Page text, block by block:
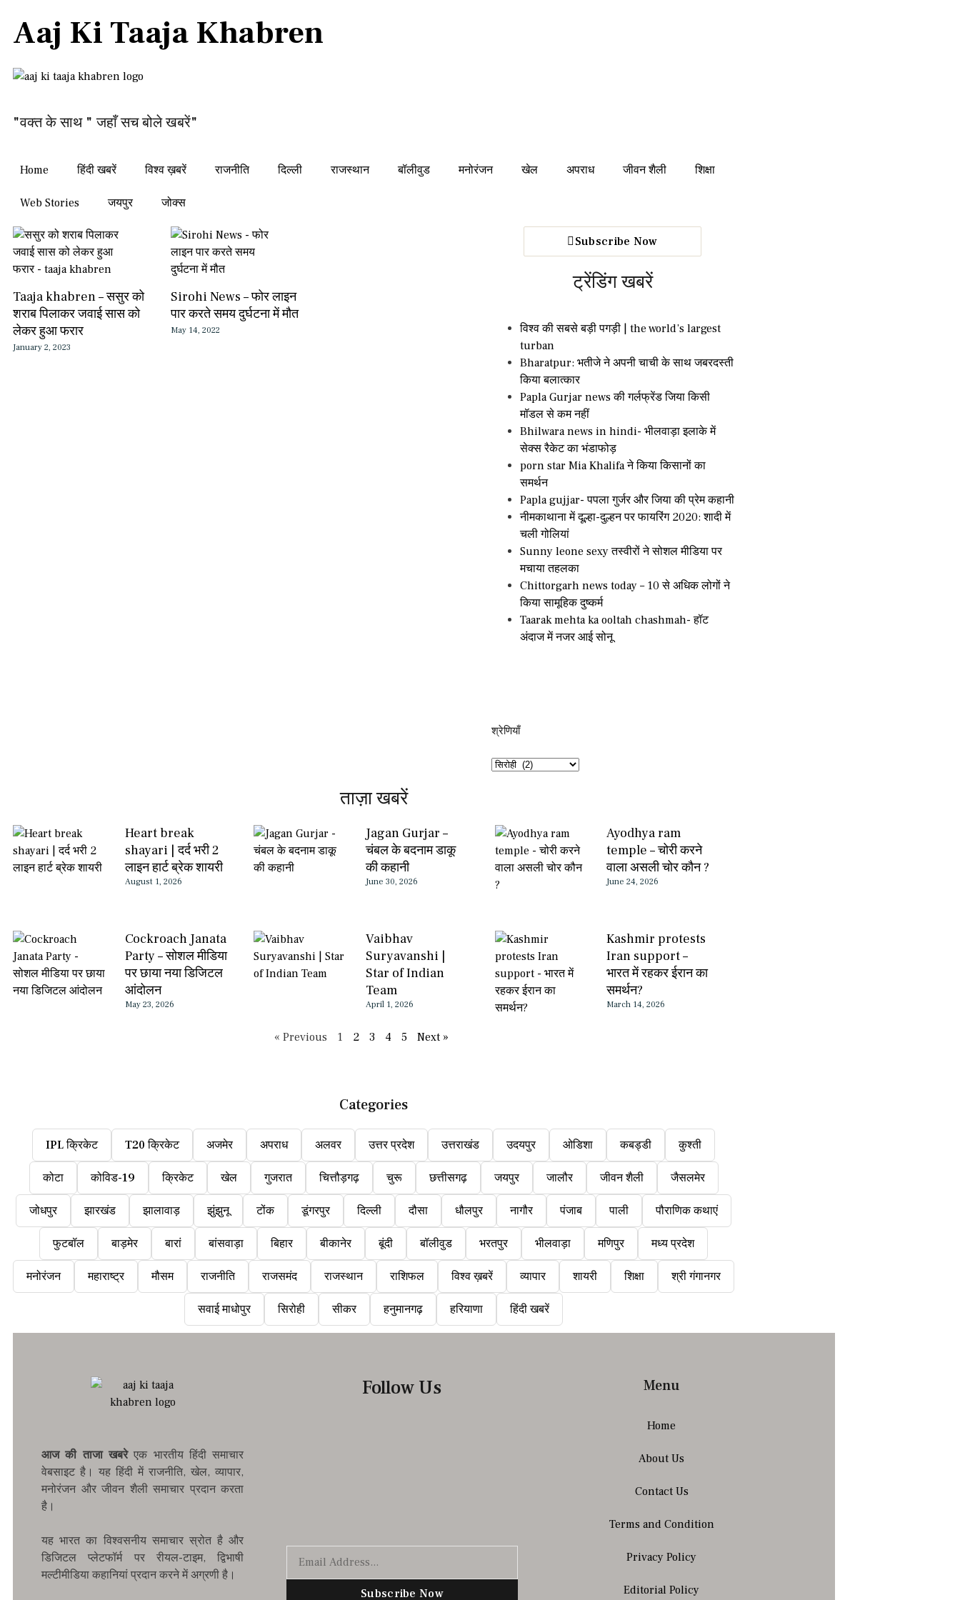
Aaj Ki Taaja Khabren
"वक्त के साथ " जहाँ सच बोले खबरें"
Home हिंदी खबरें विश्व ख़बरें राजनीति दिल्ली राजस्थान बॉलीवुड मनोरंजन खेल अपराध जीवन शैली शिक्षा
Web Stories जयपुर जोक्स
Taaja khabren – ससुर को
शराब पिलाकर जवाई सास को
लेकर हुआ फरार
January 2, 2023
Sirohi News – फोर लाइन
पार करते समय दुर्घटना में मौत
May 14, 2022
Subscribe Now
ट्रेंडिंग खबरें
विश्व की सबसे बड़ी पगड़ी | the world’s largest
turban
Bharatpur: भतीजे ने अपनी चाची के साथ जबरदस्ती
किया बलात्कार
Papla Gurjar news की गर्लफ्रेंड जिया किसी
मॉडल से कम नहीं
Bhilwara news in hindi- भीलवाड़ा इलाके में
सेक्स रैकेट का भंडाफोड़
porn star Mia Khalifa ने किया किसानों का
समर्थन
Papla gujjar- पपला गुर्जर और जिया की प्रेम कहानी
नीमकाथाना में दूल्हा-दुल्हन पर फायरिंग 2020: शादी में
चली गोलियां
Sunny leone sexy तस्वीरों ने सोशल मीडिया पर
मचाया तहलका
Chittorgarh news today – 10 से अधिक लोगों ने
किया सामूहिक दुष्कर्म
Taarak mehta ka ooltah chashmah- हॉट
अंदाज में नजर आई सोनू
श्रेणियाँ​​
ताज़ा खबरें
Heart break
shayari | दर्द भरी 2
लाइन हार्ट ब्रेक शायरी
August 1, 2026
Jagan Gurjar –
चंबल के बदनाम डाकू
की कहानी
June 30, 2026
Ayodhya ram
temple – चोरी करने
वाला असली चोर कौन ?
June 24, 2026
Cockroach Janata
Party – सोशल मीडिया
पर छाया नया डिजिटल
आंदोलन
May 23, 2026
Vaibhav
Suryavanshi |
Star of Indian
Team
April 1, 2026
Kashmir protests
Iran support –
भारत में रहकर ईरान का
समर्थन?
March 14, 2026
« Previous 1 2 3 4 5 Next »
Categories
IPL क्रिकेट T20 क्रिकेट अजमेर अपराध अलवर उत्तर प्रदेश उत्तराखंड उदयपुर ओडिशा कबड्डी कुश्ती
कोटा कोविड-19 क्रिकेट खेल गुजरात चित्तौड़गढ़ चुरू छत्तीसगढ़ जयपुर जालौर जीवन शैली जैसलमेर
जोधपुर झारखंड झालावाड़ झुंझुनू टोंक डूंगरपुर दिल्ली दौसा धौलपुर नागौर पंजाब पाली पौराणिक कथाएं
फुटबॉल बाड़मेर बारां बांसवाड़ा बिहार बीकानेर बूंदी बॉलीवुड भरतपुर भीलवाड़ा मणिपुर मध्य प्रदेश
मनोरंजन महाराष्ट्र मौसम राजनीति राजसमंद राजस्थान राशिफल विश्व ख़बरें व्यापार शायरी शिक्षा श्री गंगानगर
सवाई माधोपुर सिरोही सीकर हनुमानगढ़ हरियाणा हिंदी खबरें
आज की ताजा खबरेएक भारतीय हिंदी समाचार
वेबसाइट है। यह हिंदी में राजनीति, खेल, व्यापार,
मनोरंजन और जीवन शैली समाचार प्रदान करता
है।
यह भारत का विश्वसनीय समाचार स्रोत है और
डिजिटल प्लेटफॉर्म पर रीयल-टाइम, द्विभाषी
मल्टीमीडिया कहानियां प्रदान करने में अग्रणी है।
Follow Us
Subscribe Now
Menu
Home
About Us
Contact Us
Terms and Condition
Privacy Policy
Editorial Policy